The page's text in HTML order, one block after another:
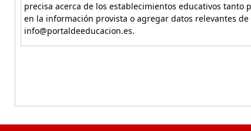
precisa acerca de los establecimientos educativos
en la información provista o agregar datos relevantes
info@portaldeeducacion.es.